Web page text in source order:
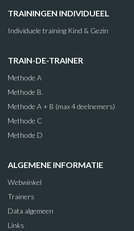
TRAININGEN INDIVIDUEEL
Individuele training Kind & Gezin
TRAIN-DE-TRAINER
Methode A
Methode B.
Methode A + B (max 4 deelnemers)
Methode C
Methode D
ALGEMENE INFORMATIE
Webwinkel
Trainers
Data algemeen
Links